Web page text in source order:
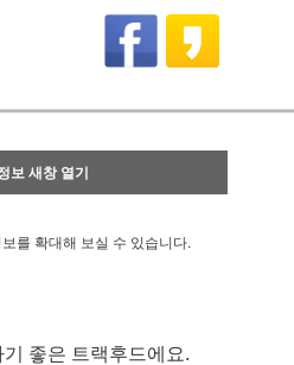
보 새창 열기
를 확대해 보실 수 있습니다.
좋은 트랙후드에요.